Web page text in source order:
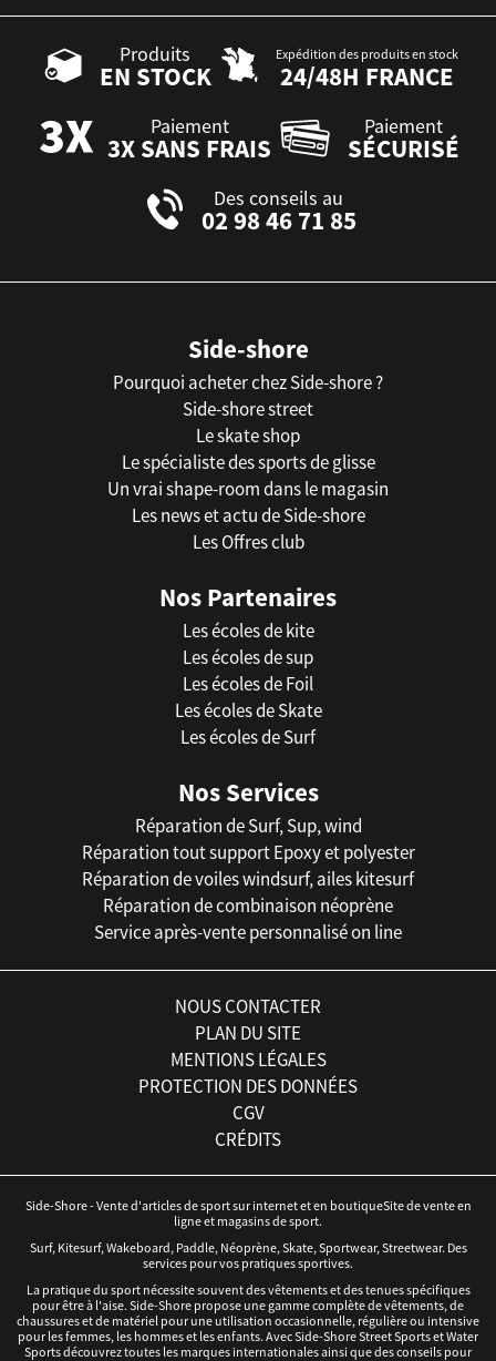
Produits
EN STOCK
Expédition des produits en stock
24/48H FRANCE
Paiement
3X SANS FRAIS
Paiement
SÉCURISÉ
Des conseils au
02 98 46 71 85
Side-shore
Pourquoi acheter chez Side-shore ?
Side-shore street
Le skate shop
Le spécialiste des sports de glisse
Un vrai shape-room dans le magasin
Les news et actu de Side-shore
Les Offres club
Nos Partenaires
Les écoles de kite
Les écoles de sup
Les écoles de Foil
Les écoles de Skate
Les écoles de Surf
Nos Services
Réparation de Surf, Sup, wind
Réparation tout support Epoxy et polyester
Réparation de voiles windsurf, ailes kitesurf
Réparation de combinaison néoprène
Service après-vente personnalisé on line
NOUS CONTACTER
PLAN DU SITE
MENTIONS LÉGALES
PROTECTION DES DONNÉES
CGV
CRÉDITS
Side-Shore - Vente d'articles de sport sur internet et en boutiqueSite de vente en
ligne et magasins de sport.
Surf, Kitesurf, Wakeboard, Paddle, Néoprène, Skate, Sportwear, Streetwear. Des
services pour vos pratiques sportives.
La pratique du sport nécessite souvent des vêtements et des tenues spécifiques
pour être à l'aise. Side-Shore propose une gamme complète de vêtements, de
chaussures et de matériel pour une utilisation occasionnelle, régulière ou intensive
pour les femmes, les hommes et les enfants. Avec Side-Shore Street Sports et Water
Sports découvrez toutes les marques internationales ainsi que des conseils pour